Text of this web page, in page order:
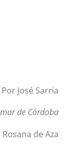
Por José Sarria
de Córdoba
Rosana de Aza